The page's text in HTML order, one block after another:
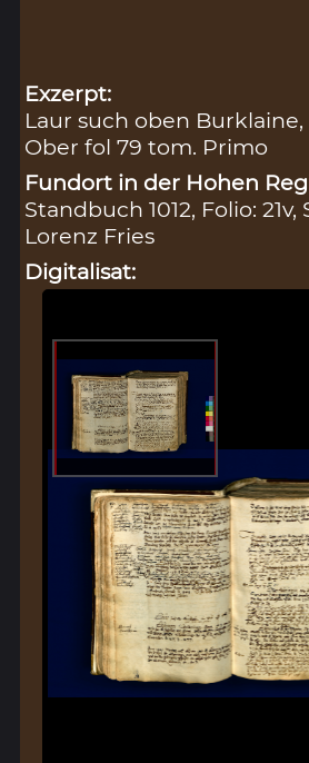
Exzerpt:
Laur such oben
Ober fol 79 tom. Primo
Fundort in der Hohen
Standbuch 1012, Folio:
Lorenz Fries
Digitalisat: